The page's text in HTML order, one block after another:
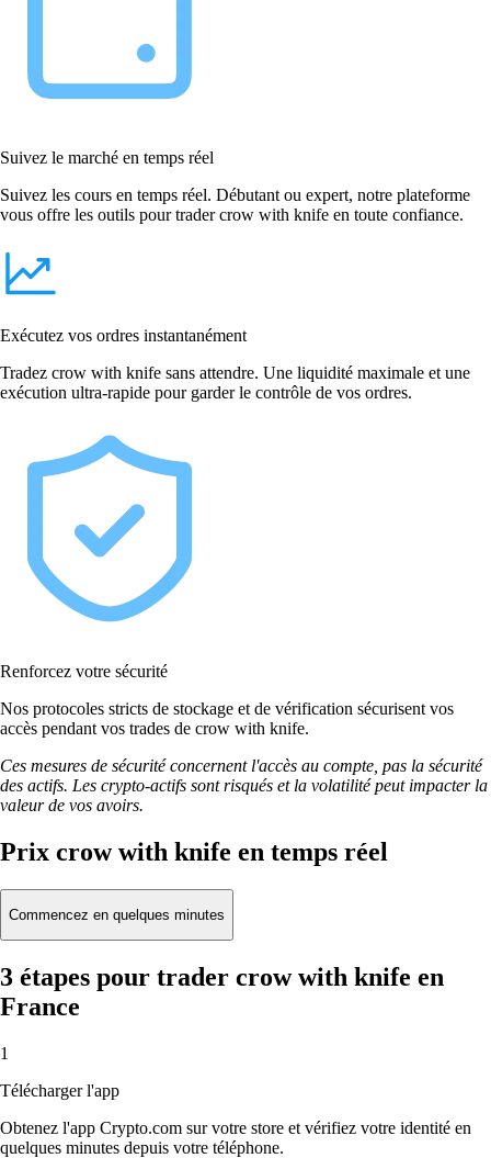
Suivez le marché en temps réel
Suivez les cours en temps réel. Débutant ou expert, notre plateforme
vous offre les outils pour trader crow with knife en toute confiance.
Exécutez vos ordres instantanément
Tradez crow with knife sans attendre. Une liquidité maximale et une
exécution ultra-rapide pour garder le contrôle de vos ordres.
Renforcez votre sécurité
Nos protocoles stricts de stockage et de vérification sécurisent vos
accès pendant vos trades de crow with knife.
Ces mesures de sécurité concernent l'accès au compte, pas la sécurité
des actifs. Les crypto-actifs sont risqués et la volatilité peut impacter la
valeur de vos avoirs.
Prix crow with knife en temps réel
Commencez en quelques minutes
3 étapes pour trader crow with knife en
France
1
Télécharger l'app
Obtenez l'app Crypto.com sur votre store et vérifiez votre identité en
quelques minutes depuis votre téléphone.